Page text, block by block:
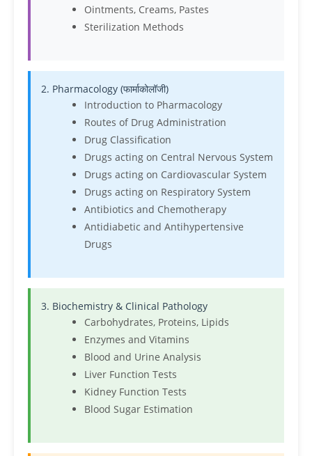
Ointments, Creams, Pastes
Sterilization Methods
2. Pharmacology (फार्माकोलॉजी)
Introduction to Pharmacology
Routes of Drug Administration
Drug Classification
Drugs acting on Central Nervous System
Drugs acting on Cardiovascular System
Drugs acting on Respiratory System
Antibiotics and Chemotherapy
Antidiabetic and Antihypertensive
Drugs
3. Biochemistry & Clinical Pathology
Carbohydrates, Proteins, Lipids
Enzymes and Vitamins
Blood and Urine Analysis
Liver Function Tests
Kidney Function Tests
Blood Sugar Estimation